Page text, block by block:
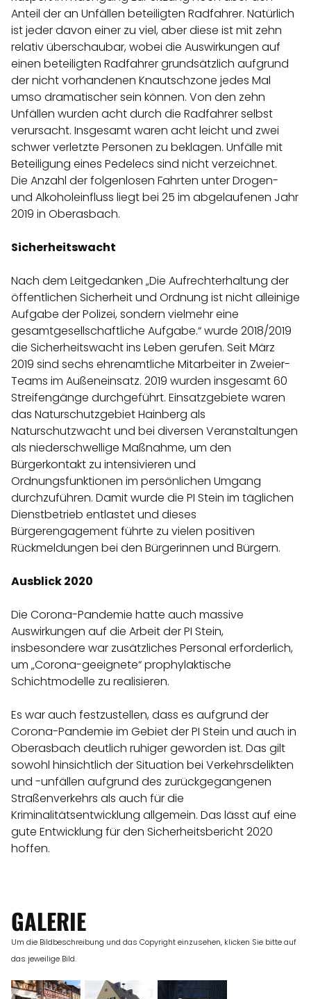
Anteil der an Unfällen beteiligten Radfahrer. Natürlich
ist jeder davon einer zu viel, aber diese ist mit zehn
relativ überschaubar, wobei die Auswirkungen auf
einen beteiligten Radfahrer grundsätzlich aufgrund
der nicht vorhandenen Knautschzone jedes Mal
umso dramatischer sein können. Von den zehn
Unfällen wurden acht durch die Radfahrer selbst
verursacht. Insgesamt waren acht leicht und zwei
schwer verletzte Personen zu beklagen. Unfälle mit
Beteiligung eines Pedelecs sind nicht verzeichnet.
Die Anzahl der folgenlosen Fahrten unter Drogen-
und Alkoholeinfluss liegt bei 25 im abgelaufenen Jahr
2019 in Oberasbach.
Sicherheitswacht
Nach dem Leitgedanken „Die Aufrechterhaltung der
öffentlichen Sicherheit und Ordnung ist nicht alleinige
Aufgabe der Polizei, sondern vielmehr eine
gesamtgesellschaftliche Aufgabe.“ wurde 2018/2019
die Sicherheitswacht ins Leben gerufen. Seit März
2019 sind sechs ehrenamtliche Mitarbeiter in Zweier-
Teams im Außeneinsatz. 2019 wurden insgesamt 60
Streifengänge durchgeführt. Einsatzgebiete waren
das Naturschutzgebiet Hainberg als
Naturschutzwacht und bei diversen Veranstaltungen
als niederschwellige Maßnahme, um den
Bürgerkontakt zu intensivieren und
Ordnungsfunktionen im persönlichen Umgang
durchzuführen. Damit wurde die PI Stein im täglichen
Dienstbetrieb entlastet und dieses
Bürgerengagement führte zu vielen positiven
Rückmeldungen bei den Bürgerinnen und Bürgern.
Ausblick 2020
Die Corona-Pandemie hatte auch massive
Auswirkungen auf die Arbeit der PI Stein,
insbesondere war zusätzliches Personal erforderlich,
um „Corona-geeignete“ prophylaktische
Schichtmodelle zu realisieren.
Es war auch festzustellen, dass es aufgrund der
Corona-Pandemie im Gebiet der PI Stein und auch in
Oberasbach deutlich ruhiger geworden ist. Das gilt
sowohl hinsichtlich der Situation bei Verkehrsdelikten
und -unfällen aufgrund des zurückgegangenen
Straßenverkehrs als auch für die
Kriminalitätsentwicklung allgemein. Das lässt auf eine
gute Entwicklung für den Sicherheitsbericht 2020
hoffen.
GALERIE
Um die Bildbeschreibung und das Copyright einzusehen, klicken Sie bitte auf
das jeweilige Bild.